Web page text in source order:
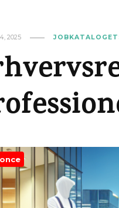
2025